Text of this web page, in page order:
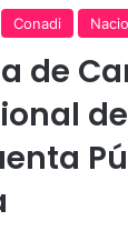
Conadi
de
de